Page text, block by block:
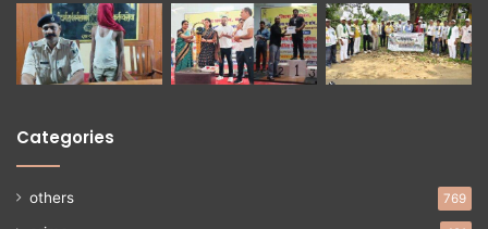
Categories
others 769